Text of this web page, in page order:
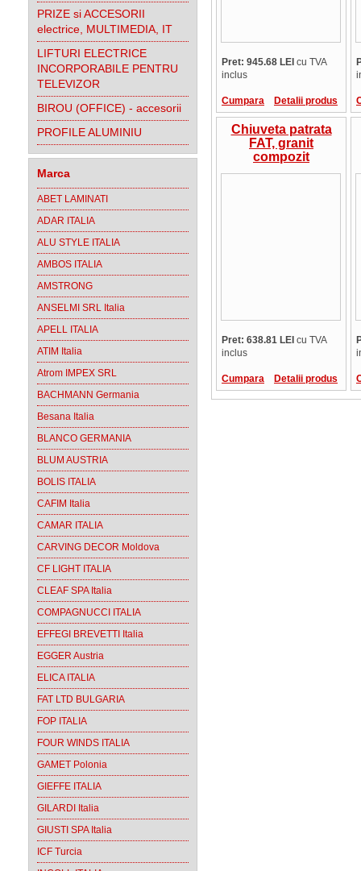
PRIZE si ACCESORII
electrice, MULTIMEDIA, IT
LIFTURI ELECTRICE
INCORPORABILE PENTRU
TELEVIZOR
BIROU (OFFICE) - accesorii
PROFILE ALUMINIU
Marca
ABET LAMINATI
ADAR ITALIA
ALU STYLE ITALIA
AMBOS ITALIA
AMSTRONG
ANSELMI SRL Italia
APELL ITALIA
ATIM Italia
Atrom IMPEX SRL
BACHMANN Germania
Besana Italia
BLANCO GERMANIA
BLUM AUSTRIA
BOLIS ITALIA
CAFIM Italia
CAMAR ITALIA
CARVING DECOR Moldova
CF LIGHT ITALIA
CLEAF SPA Italia
COMPAGNUCCI ITALIA
EFFEGI BREVETTI Italia
EGGER Austria
ELICA ITALIA
FAT LTD BULGARIA
FOP ITALIA
FOUR WINDS ITALIA
GAMET Polonia
GIEFFE ITALIA
GILARDI Italia
GIUSTI SPA Italia
ICF Turcia
Pret: 945.68 LEI cu TVA
inclus
Cumpara Detalii produs
Chiuveta patrata
FAT, granit
compozit
GRANIXIT, 1 cuva,
Pret: 638.81 LEI cu TVA
inclus
Cumpara Detalii produs